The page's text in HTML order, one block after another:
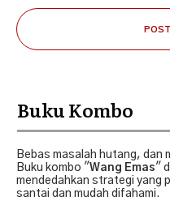
Buku Kombo
Bebas masalah hutang, dan
Buku kombo "Wang Emas"
mendedahkan strategi yang
santai dan mudah difahami.